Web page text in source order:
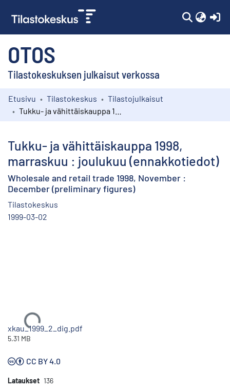
OTOS
Tilastokeskuksen julkaisut verkossa
Kokoelmat
Etusivu Tilastokeskus
Tilastojulkaisut
Tukku- ja vähittäiskauppa 1998,
marraskuu : joulukuu (ennakkotiedot)
Wholesale and retail trade 1998, November :
December (preliminary figures)
Tilastokeskus
1999-03-02
Ladataan...
xkau_1999_2_dig.pdf
5.31 MB
CC BY 4.0
Lataukset 136